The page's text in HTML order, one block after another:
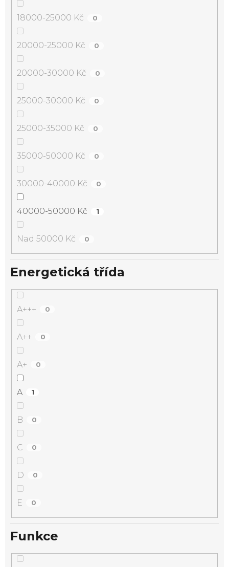
18000-25000 Kč 0
20000-25000 Kč 0
20000-30000 Kč 0
25000-30000 Kč 0
25000-35000 Kč 0
35000-50000 Kč 0
30000-40000 Kč 0
40000-50000 Kč 1
Nad 50000 Kč 0
Energetická třída
A+++ 0
A++ 0
A+ 0
A 1
B 0
C 0
D 0
E 0
Funkce